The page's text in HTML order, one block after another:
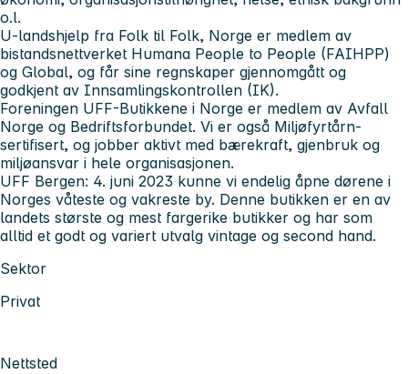
o.l.
U-landshjelp fra Folk til Folk, Norge er medlem av
bistandsnettverket Humana People to People (FAIHPP)
og Global, og får sine regnskaper gjennomgått og
godkjent av Innsamlingskontrollen (IK).
Foreningen UFF-Butikkene i Norge er medlem av Avfall
Norge og Bedriftsforbundet. Vi er også Miljøfyrtårn-
sertifisert, og jobber aktivt med bærekraft, gjenbruk og
miljøansvar i hele organisasjonen.
UFF Bergen: 4. juni 2023 kunne vi endelig åpne dørene i
Norges våteste og vakreste by. Denne butikken er en av
landets største og mest fargerike butikker og har som
alltid et godt og variert utvalg vintage og second hand.
Sektor
Privat
Nettsted